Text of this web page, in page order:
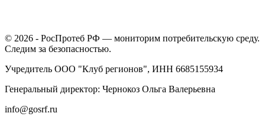
© 2026 - РосПротеб РФ — мониторим потребительскую среду.
Следим за безопасностью.
Учредитель ООО "Клуб регионов", ИНН 6685155934
Генеральный директор: Чернокоз Ольга Валерьевна
info@gosrf.ru